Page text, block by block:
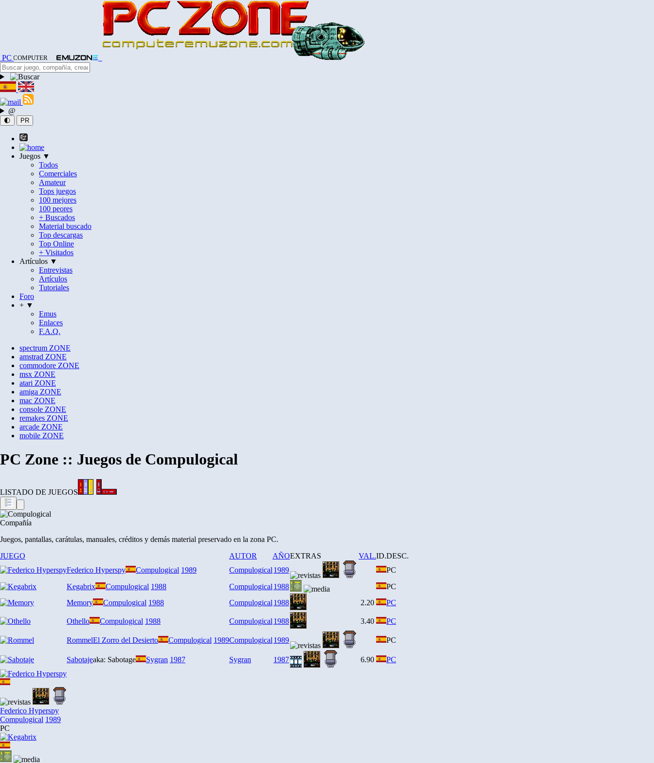
PC COMPUTER
@
🌓 PR
Juegos ▼
Todos
Comerciales
Amateur
Tops juegos
100 mejores
100 peores
+ Buscados
Material buscado
Top descargas
Top Online
+ Visitados
Artículos ▼
Entrevistas
Artículos
Tutoriales
Foro
+ ▼
Emus
Enlaces
F.A.Q.
spectrum ZONE
amstrad ZONE
commodore ZONE
msx ZONE
atari ZONE
amiga ZONE
mac ZONE
console ZONE
remakes ZONE
arcade ZONE
mobile ZONE
PC Zone :: Juegos de Compulogical
LISTADO DE JUEGOS
Compañía
Juegos, pantallas, carátulas, manuales, créditos y demás material preservado en la zona PC.
JUEGO
AUTOR AÑOEXTRAS VAL.ID.DESC.
Federico Hyperspy
Compulogical 1989 Compulogical 1989
PC
Kegabrix
Compulogical 1988 Compulogical 1988
PC
Memory
Compulogical 1988 Compulogical 1988 2.20 PC
Othello Compulogical 1988 Compulogical 1988 3.40 PC
RommelEl Zorro del Desierto Compulogical 1989Compulogical 1989 PC
Sabotajeaka: Sabotage Sygran 1987 Sygran 1987 6.90 PC
Federico Hyperspy
Compulogical 1989
PC